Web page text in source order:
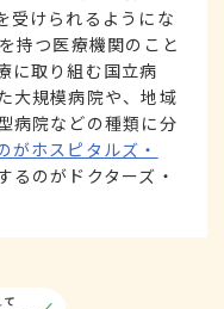
受けられるようにな
持つ医療機関のこと
に取り組む国立病
大規模病院や、地域
病院などの種類に分
がホスピタルズ・
るのがドクターズ・